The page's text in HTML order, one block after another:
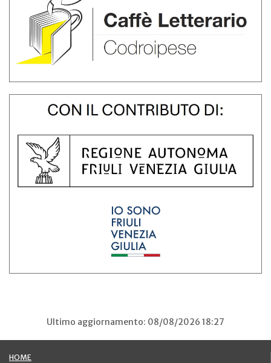
Ultimo aggiornamento: 08/08/2026 18:27
HOME